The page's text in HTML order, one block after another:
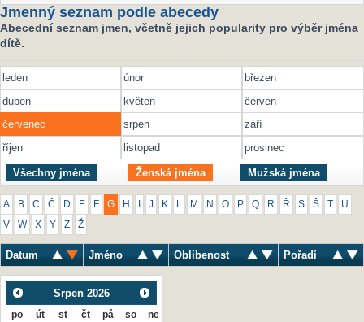
Jmenný seznam podle abecedy
Abecední seznam jmen, včetně jejich popularity pro výběr jména
dítě.
leden únor
březen
duben
květen
červen
červenec
srpen
září
říjen
listopad prosinec
Všechny jména Ženská jména Mužská jména
A B C Č D E F G H J K M N O P Q R Ř S Š U
V W X Y Z Ž
Datum Jméno Oblíbenost Pořadí
Srpen 2026
po út st čt pá so ne